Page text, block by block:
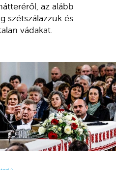
az alább
szétszálazzuk és
vádakat.